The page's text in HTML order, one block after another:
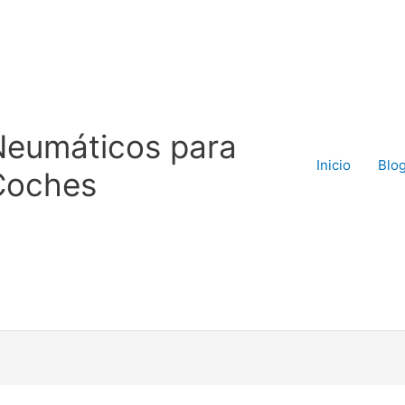
para
Inicio Blog